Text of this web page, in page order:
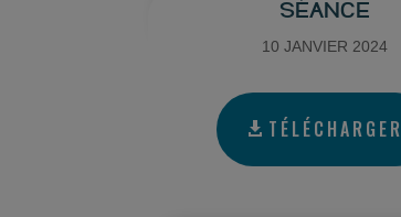
SÉANCE
10 JANVIER 2024
TÉLÉCHARGER